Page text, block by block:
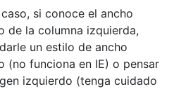
caso, si conoce el ancho
de la columna izquierda,
un estilo de ancho
(no funciona en IE) o pensar
izquierdo (tenga cuidado